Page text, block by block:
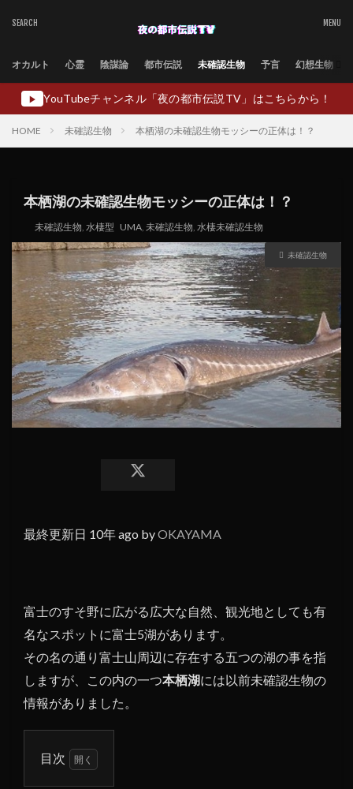
オカルト 心霊 陰謀論 都市伝説 未確認生物 予言 幻想生物
▶ YouTubeチャンネル「夜の都市伝説TV」はこちらから！
HOME 未確認生物 本栖湖の未確認生物モッシーの正体は！？
本栖湖の未確認生物モッシーの正体は！？
未確認生物, 水棲型 UMA, 未確認生物, 水棲未確認生物
未確認生物
最終更新日 10年 ago byOKAYAMA
富士のすそ野に広がる広大な自然、観光地としても有
名なスポットに富士5湖があります。
その名の通り富士山周辺に存在する五つの湖の事を指
しますが、この内の一つ本栖湖には以前未確認生物の
情報がありました。
目次